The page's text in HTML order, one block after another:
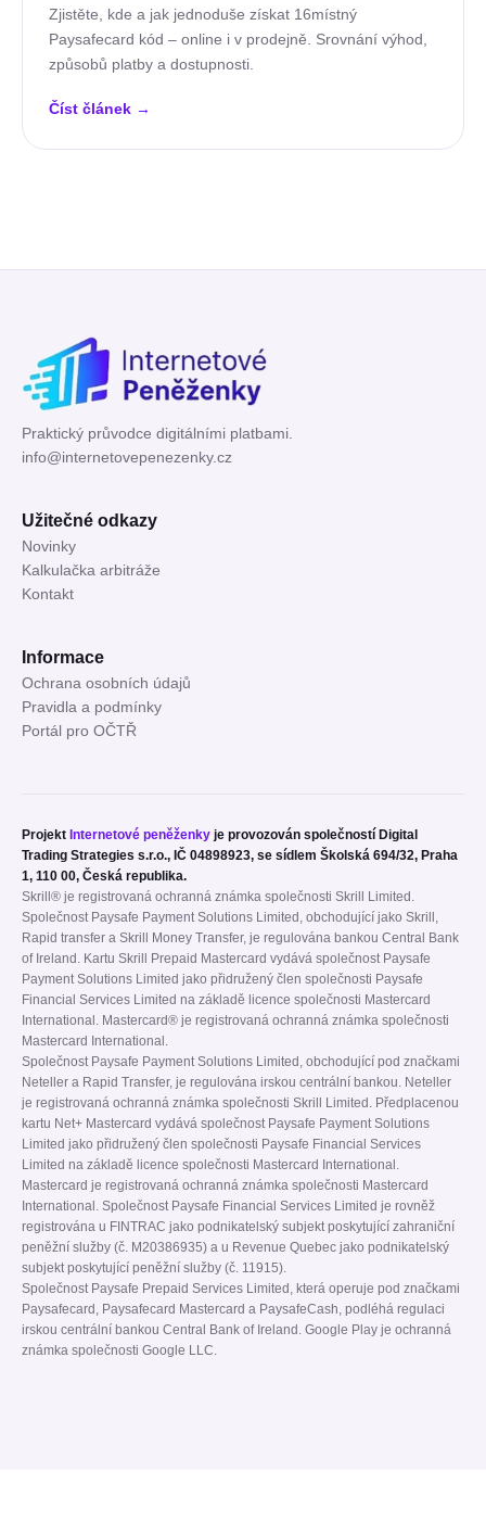
Zjistěte, kde a jak jednoduše získat 16místný
Paysafecard kód – online i v prodejně. Srovnání výhod,
způsobů platby a dostupnosti.
Číst článek →
Praktický průvodce digitálními platbami.
info@internetovepenezenky.cz
Užitečné odkazy
Novinky
Kalkulačka arbitráže
Kontakt
Informace
Ochrana osobních údajů
Pravidla a podmínky
Portál pro OČTŘ
Projekt Internetové peněženky je provozován společností Digital
Trading Strategies s.r.o., IČ 04898923, se sídlem Školská 694/32, Praha
1, 110 00, Česká republika.
Skrill® je registrovaná ochranná známka společnosti Skrill Limited.
Společnost Paysafe Payment Solutions Limited, obchodující jako Skrill,
Rapid transfer a Skrill Money Transfer, je regulována bankou Central Bank
of Ireland. Kartu Skrill Prepaid Mastercard vydává společnost Paysafe
Payment Solutions Limited jako přidružený člen společnosti Paysafe
Financial Services Limited na základě licence společnosti Mastercard
International. Mastercard® je registrovaná ochranná známka společnosti
Mastercard International.
Společnost Paysafe Payment Solutions Limited, obchodující pod značkami
Neteller a Rapid Transfer, je regulována irskou centrální bankou. Neteller
je registrovaná ochranná známka společnosti Skrill Limited. Předplacenou
kartu Net+ Mastercard vydává společnost Paysafe Payment Solutions
Limited jako přidružený člen společnosti Paysafe Financial Services
Limited na základě licence společnosti Mastercard International.
Mastercard je registrovaná ochranná známka společnosti Mastercard
International. Společnost Paysafe Financial Services Limited je rovněž
registrována u FINTRAC jako podnikatelský subjekt poskytující zahraniční
peněžní služby (č. M20386935) a u Revenue Quebec jako podnikatelský
subjekt poskytující peněžní služby (č. 11915).
Společnost Paysafe Prepaid Services Limited, která operuje pod značkami
Paysafecard, Paysafecard Mastercard a PaysafeCash, podléhá regulaci
irskou centrální bankou Central Bank of Ireland. Google Play je ochranná
známka společnosti Google LLC.